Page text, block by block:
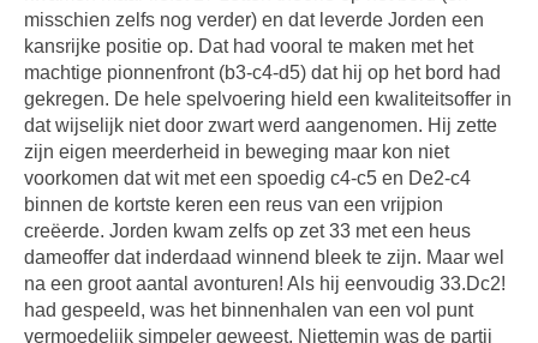
misschien zelfs nog verder) en dat leverde Jorden een
kansrijke positie op. Dat had vooral te maken met het
machtige pionnenfront (b3-c4-d5) dat hij op het bord had
gekregen. De hele spelvoering hield een kwaliteitsoffer in
dat wijselijk niet door zwart werd aangenomen. Hij zette
zijn eigen meerderheid in beweging maar kon niet
voorkomen dat wit met een spoedig c4-c5 en De2-c4
binnen de kortste keren een reus van een vrijpion
creëerde. Jorden kwam zelfs op zet 33 met een heus
dameoffer dat inderdaad winnend bleek te zijn. Maar wel
na een groot aantal avonturen! Als hij eenvoudig 33.Dc2!
had gespeeld, was het binnenhalen van een vol punt
vermoedelijk simpeler geweest. Niettemin was de partij